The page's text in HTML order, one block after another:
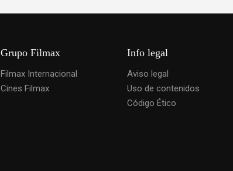
Grupo Filmax
Filmax Internacional
Cines Filmax
Info legal
Aviso legal
Uso de contenidos
Código Ético